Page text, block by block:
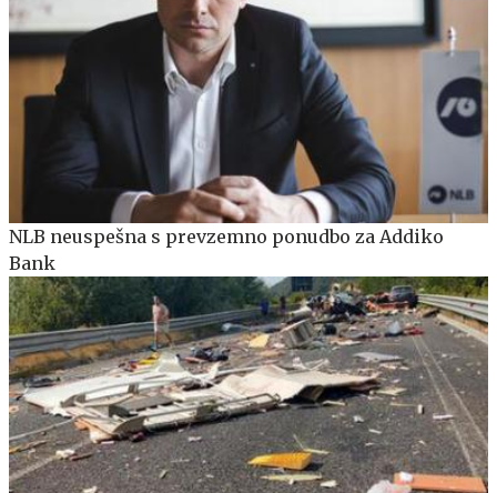
NLB neuspešna s prevzemno ponudbo za Addiko
Bank